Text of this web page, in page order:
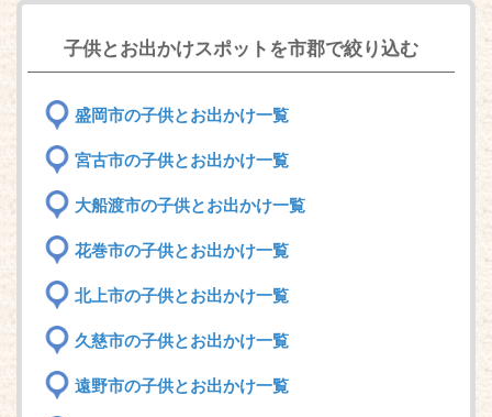
子供とお出かけスポットを市郡で絞り込む
盛岡市の子供とお出かけ一覧
宮古市の子供とお出かけ一覧
大船渡市の子供とお出かけ一覧
花巻市の子供とお出かけ一覧
北上市の子供とお出かけ一覧
久慈市の子供とお出かけ一覧
遠野市の子供とお出かけ一覧